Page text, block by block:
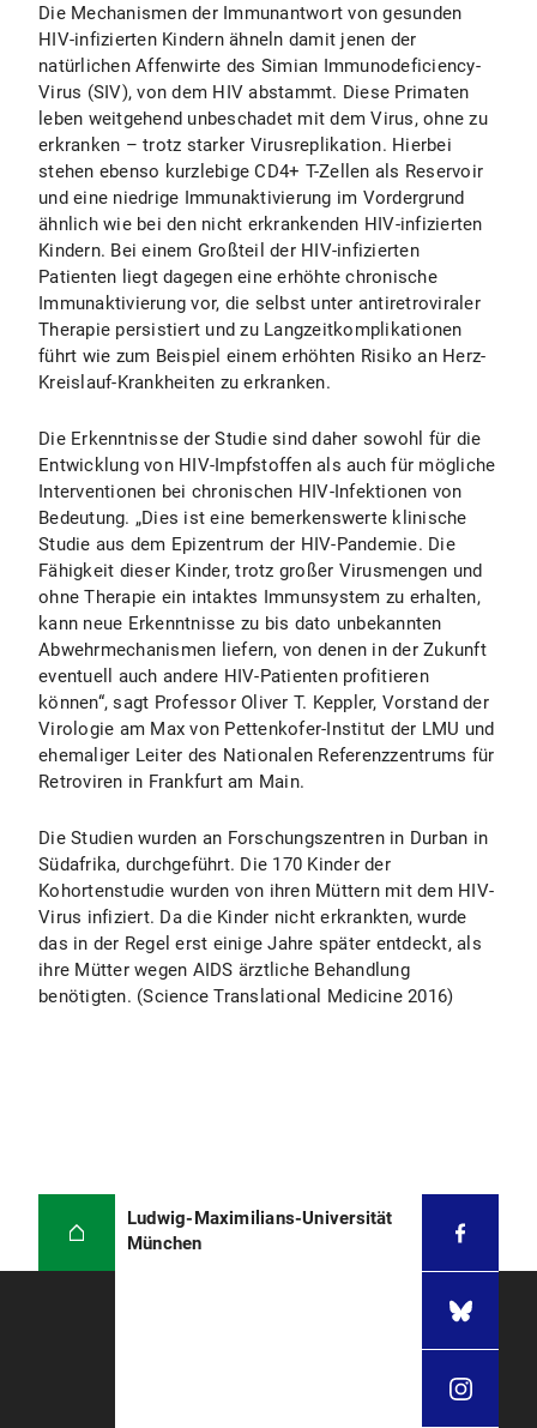
Die Mechanismen der Immunantwort von gesunden
HIV-infizierten Kindern ähneln damit jenen der
natürlichen Affenwirte des Simian Immunodeficiency-
Virus (SIV), von dem HIV abstammt. Diese Primaten
leben weitgehend unbeschadet mit dem Virus, ohne zu
erkranken – trotz starker Virusreplikation. Hierbei
stehen ebenso kurzlebige CD4+ T-Zellen als Reservoir
und eine niedrige Immunaktivierung im Vordergrund
ähnlich wie bei den nicht erkrankenden HIV-infizierten
Kindern. Bei einem Großteil der HIV-infizierten
Patienten liegt dagegen eine erhöhte chronische
Immunaktivierung vor, die selbst unter antiretroviraler
Therapie persistiert und zu Langzeitkomplikationen
führt wie zum Beispiel einem erhöhten Risiko an Herz-
Kreislauf-Krankheiten zu erkranken.
Die Erkenntnisse der Studie sind daher sowohl für die
Entwicklung von HIV-Impfstoffen als auch für mögliche
Interventionen bei chronischen HIV-Infektionen von
Bedeutung. „Dies ist eine bemerkenswerte klinische
Studie aus dem Epizentrum der HIV-Pandemie. Die
Fähigkeit dieser Kinder, trotz großer Virusmengen und
ohne Therapie ein intaktes Immunsystem zu erhalten,
kann neue Erkenntnisse zu bis dato unbekannten
Abwehrmechanismen liefern, von denen in der Zukunft
eventuell auch andere HIV-Patienten profitieren
können“, sagt Professor Oliver T. Keppler, Vorstand der
Virologie am Max von Pettenkofer-Institut der LMU und
ehemaliger Leiter des Nationalen Referenzzentrums für
Retroviren in Frankfurt am Main.
Die Studien wurden an Forschungszentren in Durban in
Südafrika, durchgeführt. Die 170 Kinder der
Kohortenstudie wurden von ihren Müttern mit dem HIV-
Virus infiziert. Da die Kinder nicht erkrankten, wurde
das in der Regel erst einige Jahre später entdeckt, als
ihre Mütter wegen AIDS ärztliche Behandlung
benötigten. (Science Translational Medicine 2016)
Ludwig-Maximilians-Universität
München